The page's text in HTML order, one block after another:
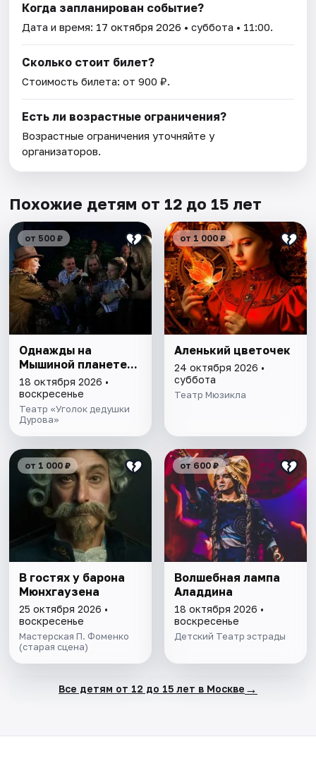
Когда запланирован событие?
Дата и время: 17 октября 2026 • суббота • 11:00.
Сколько стоит билет?
Стоимость билета: от 900 ₽.
Есть ли возрастные ограничения?
Возрастные ограничения уточняйте у
организаторов.
Похожие детям от 12 до 15 лет
от 500 ₽
Однажды на
Мышиной планете...
18 октября 2026 •
воскресенье
Театр «Уголок дедушки
Дурова»
от 1 000 ₽
Аленький цветочек
24 октября 2026 •
суббота
Театр Мюзикла
от 1 000 ₽
В гостях у барона
Мюнхгаузена
25 октября 2026 •
воскресенье
Мастерская П. Фоменко
(старая сцена)
от 600 ₽
Волшебная лампа
Аладдина
18 октября 2026 •
воскресенье
Детский Театр эстрады
Все детям от 12 до 15 лет в Москве →